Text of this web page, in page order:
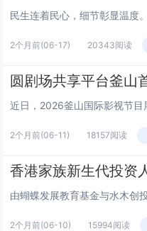
2个月前(06-17) 20343阅读
2个月前(06-11) 18157阅读
2个月前(06-10) 15994阅读